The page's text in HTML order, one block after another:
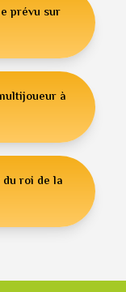
prévu sur
à
roi de la